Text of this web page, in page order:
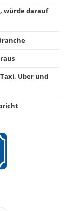
würde darauf
Uber und